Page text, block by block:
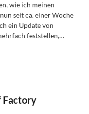
wie ich meinen
seit ca. einer Woche
ein Update von
feststellen,…
Factory